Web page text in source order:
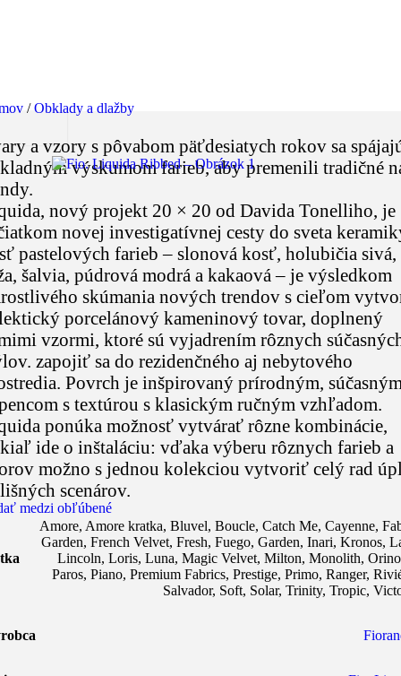
/ Obklady a dlažby
a vzory s pôvabom päťdesiatych rokov sa
výskumom farieb, aby premenili tradičné
nový projekt 20 × 20 od Davida Tonelliho, je
novej investigatívnej cesty do sveta
pastelových farieb – slonová kosť, holubičia sivá,
šalvia, púdrová modrá a kakaová – je výsledkom
skúmania nových trendov s cieľom
porcelánový kameninový tovar, doplnený
vzormi, ktoré sú vyjadrením rôznych
zapojiť sa do rezidenčného aj nebytového
Povrch je inšpirovaný prírodným,
s textúrou s klasickým ručným vzhľadom.
ponúka možnosť vytvárať rôzne kombinácie,
ide o inštaláciu: vďaka výberu rôznych farieb a
možno s jednou kolekciou vytvoriť celý rad
scenárov.
medzi obľúbené
Amore, Amore kratka, Bluvel, Boucle, Catch Me, Cayenne,
Garden, French Velvet, Fresh, Fuego, Garden, Inari, Kronos,
Lincoln, Loris, Luna, Magic Velvet, Milton, Monolith,
Paros, Piano, Premium Fabrics, Prestige, Primo, Ranger,
Salvador, Soft, Solar, Trinity, Tropic,